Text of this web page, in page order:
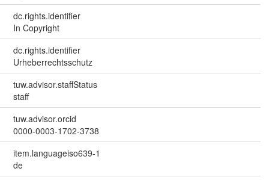
dc.rights.identifier
In Copyright
dc.rights.identifier
Urheberrechtsschutz
tuw.advisor.staffStatus
staff
tuw.advisor.orcid
0000-0003-1702-3738
item.languageiso639-1
de